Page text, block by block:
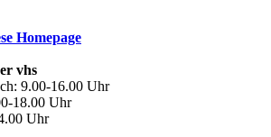
Homepage
vhs
9.00-16.00 Uhr
18.00 Uhr
Uhr